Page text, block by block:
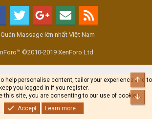
Massage lớn nhất Việt Nam
©2010-2019 XenForo Ltd.
help personalise content, tailor your experience and to
keep you logged in if you register.
this site, you are consenting to our use of cookies.
Accept
Learn more...
Top